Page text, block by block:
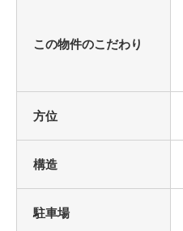
この物件のこだわり
方位
構造
駐車場